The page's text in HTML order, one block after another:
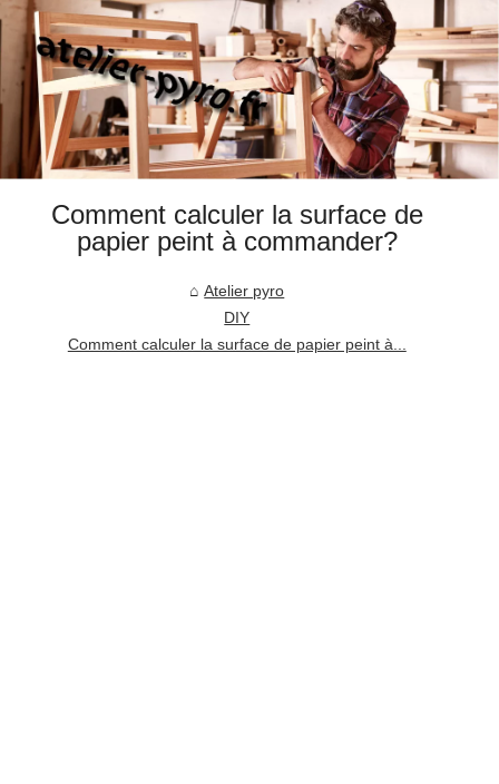
Comment calculer la surface de
papier peint à commander?
Atelier pyro
DIY
Comment calculer la surface de papier peint à...